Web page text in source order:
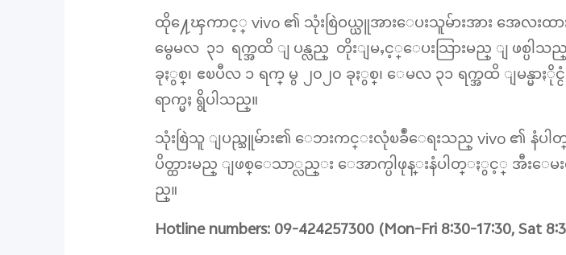
ထို႔ေၾကာင့္ vivo ၏ သုံးစြဲဝယ္ယူအားေပးသူမ်ားအား အေလး
မွေမလ ၃၁ ရက္အထိ ျပန္လည္ တိုးျမႇင့္ေပးသြားမည္ ျဖစ္
ခုႏွစ္၊ ဧၿပီလ ၁ ရက္ မွ ၂၀၂၀ ခုႏွစ္၊ ေမလ ၃၁ ရက္အထိ ျမန္မ
ရာက္မႈ ရွိပါသည္။
သုံးစြဲသူ ျပည္သူမ်ား၏ ေဘးကင္းလုံၿခဳံေရးသည္ vivo ၏ နံပါတ္ ၁
ပိတ္ထားမည္ ျဖစ္ေသာ္လည္း ေအာက္ပါဖုန္းနံပါတ္ႏွင့္ အီးေမ
ည္။
Hotline numbers: 09-424257300 (Mon-Fri 8:30-17:30, Sat